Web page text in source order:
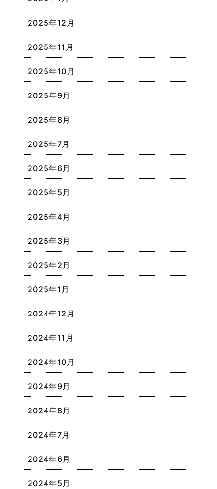
2025年12月
2025年11月
2025年10月
2025年9月
2025年8月
2025年7月
2025年6月
2025年5月
2025年4月
2025年3月
2025年2月
2025年1月
2024年12月
2024年11月
2024年10月
2024年9月
2024年8月
2024年7月
2024年6月
2024年5月